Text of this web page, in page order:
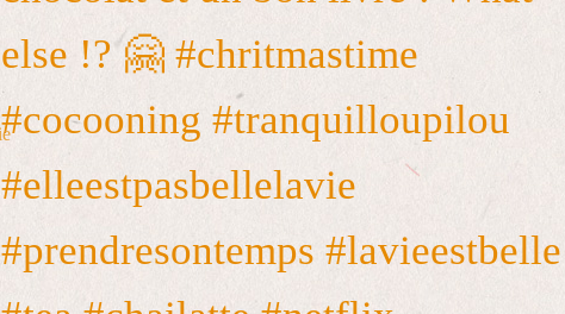
else !? 🤗 #chritmastime
#cocooning #tranquilloupilou
#elleestpasbellelavie
#prendresontemps #lavieestbelle